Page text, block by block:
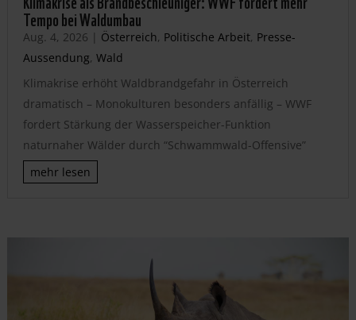
Tempo bei Waldumbau
Aug. 4, 2026 | Österreich, Politische Arbeit, Presse-
Aussendung, Wald
Klimakrise erhöht Waldbrandgefahr in Österreich
dramatisch – Monokulturen besonders anfällig – WWF
fordert Stärkung der Wasserspeicher-Funktion
naturnaher Wälder durch “Schwammwald-Offensive”
mehr lesen